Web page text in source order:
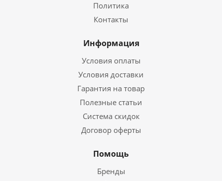
Политика
Контакты
Информация
Условия оплаты
Условия доставки
Гарантия на товар
Полезные статьи
Система скидок
Договор оферты
Помощь
Бренды